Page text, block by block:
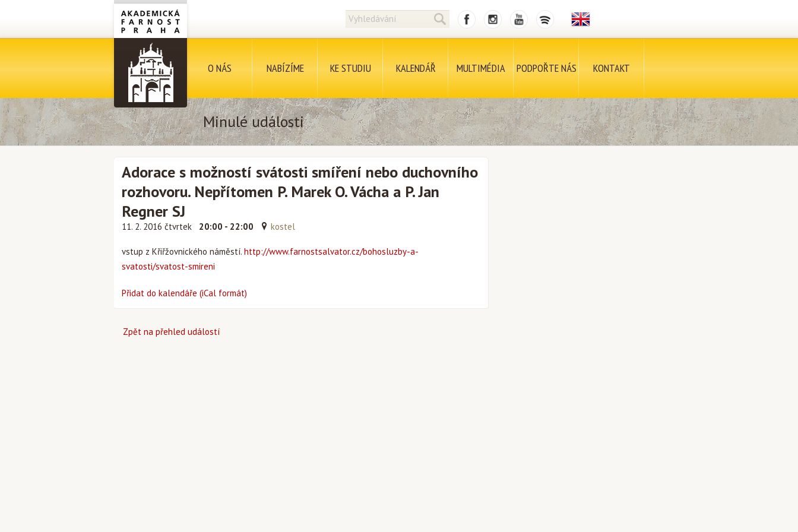
O NÁS NABÍZÍME KE STUDIU KALENDÁŘ MULTIMÉDIA PODPOŘTE NÁS KONTAKT
Minulé události
Adorace s možností svátosti smíření nebo duchovního
rozhovoru. Nepřítomen P. Marek O. Vácha a P. Jan
Regner SJ
11. 2. 2016 čtvrtek 20:00 - 22:00 kostel
vstup z Křiřžovnického náměstí. http://www.farnostsalvator.cz/bohosluzby-a-
svatosti/svatost-smireni
Přidat do kalendáře (iCal formát)
Zpět na přehled událostí